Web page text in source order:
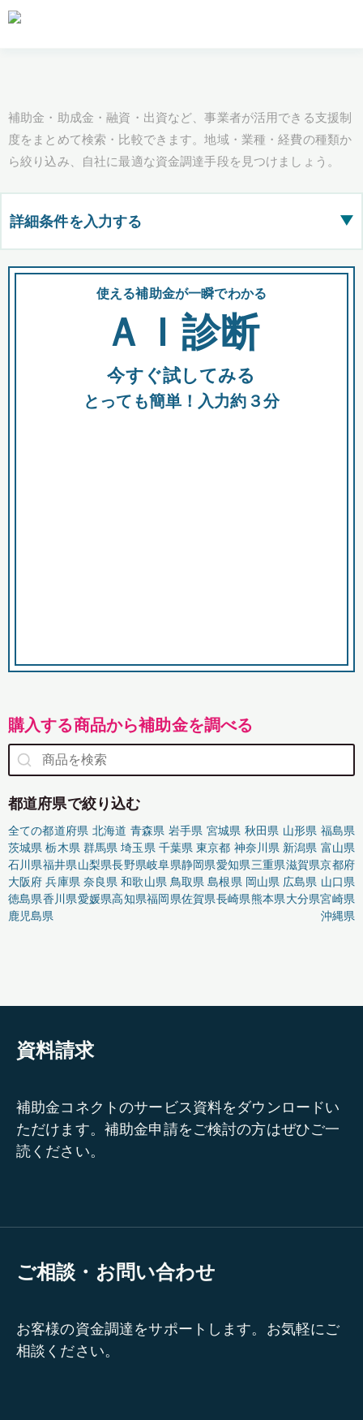
補助金・助成金・融資・出資など、事業者が活用できる支援制
度をまとめて検索・比較できます。地域・業種・経費の種類か
ら絞り込み、自社に最適な資金調達手段を見つけましょう。
詳細条件を入力する ▶
都道府県
全国の検索結果を含めて表示
助成金 融資 出資
使える補助金が一瞬でわかる
ＡＩ診断
今すぐ試してみる
とっても簡単！入力約３分
購入する商品から補助金を調べる
都道府県で絞り込む
全ての都道府県 北海道 青森県 岩手県 宮城県 秋田県 山形県 福島県
茨城県 栃木県 群馬県 埼玉県 千葉県 東京都 神奈川県 新潟県 富山県
石川県福井県山梨県長野県岐阜県静岡県愛知県三重県滋賀県京都府
大阪府 兵庫県 奈良県 和歌山県 鳥取県 島根県 岡山県 広島県 山口県
徳島県香川県愛媛県高知県福岡県佐賀県長崎県熊本県大分県宮崎県
鹿児島県
沖縄県
資料請求
補助金コネクトのサービス資料をダウンロードい
ただけます。補助金申請をご検討の方はぜひご一
読ください。
ご相談・お問い合わせ
お客様の資金調達をサポートします。お気軽にご
相談ください。